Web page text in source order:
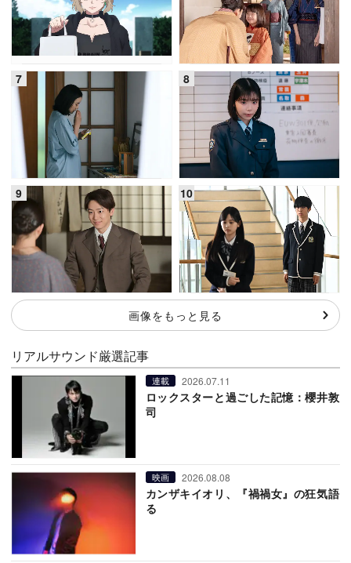
画像をもっと見る
リアルサウンド厳選記事
連載 2026.07.11
ロックスターと過ごした記憶：櫻井敦
司
映画 2026.08.08
カンザキイオリ、『禍禍女』の狂気語
る